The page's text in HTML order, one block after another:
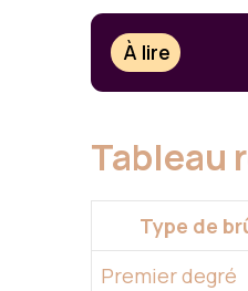
À lire
Tableau
Type de
Premier degré